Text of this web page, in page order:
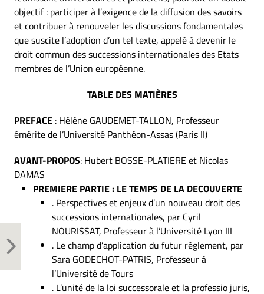
objectif : participer à l’exigence de la diffusion des savoirs
et contribuer à renouveler les discussions fondamentales
que suscite l’adoption d’un tel texte, appelé à devenir le
droit commun des successions internationales des Etats
membres de l’Union européenne.
TABLE DES MATIÈRES
PREFACE : Hélène GAUDEMET-TALLON, Professeur
émérite de l’Université Panthéon-Assas (Paris II)
AVANT-PROPOS: Hubert BOSSE-PLATIERE et Nicolas
DAMAS
PREMIERE PARTIE : LE TEMPS DE LA DECOUVERTE
. Perspectives et enjeux d’un nouveau droit des
successions internationales, par Cyril
NOURISSAT, Professeur à l’Université Lyon III
. Le champ d’application du futur règlement, par
Sara GODECHOT-PATRIS, Professeur à
l’Université de Tours
. L’unité de la loi successorale et la professio juris,